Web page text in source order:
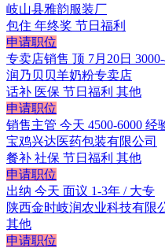
岐山县雅韵服装厂
包住 年终奖 节日福利
申请职位
专卖店销售 顶 7月20日
润乃贝贝羊奶粉专卖店
话补 医保 节日福利 其他
申请职位
销售主管 今天 4500-6000 经
宝鸡兴达医药包装有限公司
餐补 社保 节日福利 其他
申请职位
出纳 今天 面议 1-3年 / 大专
陕西金时岐润农业科技有限
其他
申请职位